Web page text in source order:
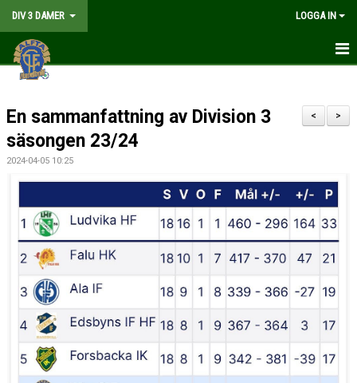
DIV 3 DAMER LOGGA IN
HEM
NYHETER
KALENDER
TRUPPEN
DOKUMENT
KONTAKT
MATCHER
TABELL
>
<
En sammanfattning av Division 3
säsongen 23/24
2024-04-05 10:25